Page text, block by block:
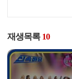
재생목록 10